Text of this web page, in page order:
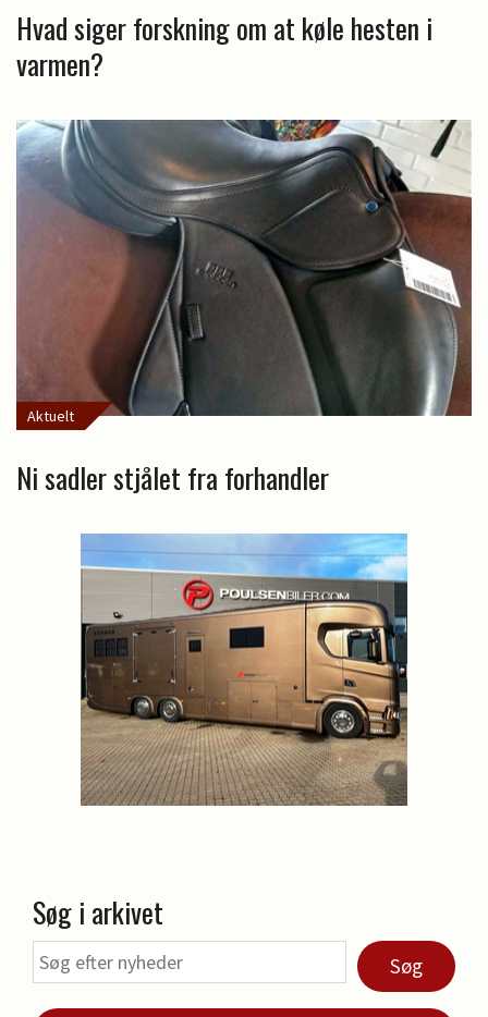
Hvad siger forskning om at køle hesten i
varmen?
Aktuelt
Ni sadler stjålet fra forhandler
Søg i arkivet
Søg